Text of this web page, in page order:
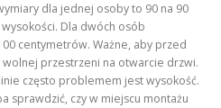
dla jednej osoby to 90 na 90
Dla dwóch osób
centymetrów. Ważne, aby przed
przestrzeni na otwarcie drzwi.
często problemem jest wysokość.
sprawdzić, czy w miejscu montażu